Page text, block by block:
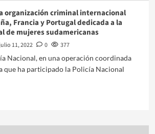
organización criminal internacional
Francia y Portugal dedicada a la
de mujeres sudamericanas
julio 11, 2022 0
377
Nacional, en una operación coordinada
que ha participado la Policía Nacional